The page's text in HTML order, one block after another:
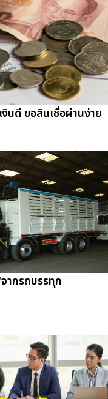
งินดี ขอสินเชื่อผ่านง่าย
กรถบรรทุก